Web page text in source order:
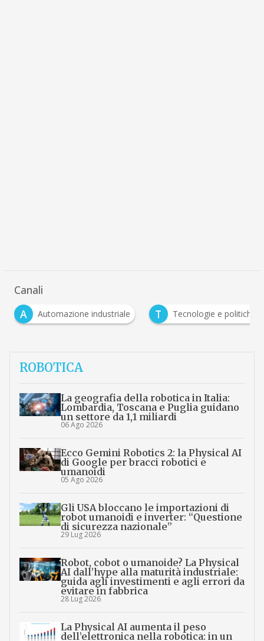
Canali
A
Automazione industriale T Tecnologie e politiche
ROBOTICA
La geografia della robotica in Italia:
Lombardia, Toscana e Puglia guidano
un settore da 1,1 miliardi
06 Ago 2026
Ecco Gemini Robotics 2: la Physical AI
di Google per bracci robotici e
umanoidi
05 Ago 2026
Gli USA bloccano le importazioni di
robot umanoidi e inverter: “Questione
di sicurezza nazionale”
29 Lug 2026
Robot, cobot o umanoide? La Physical
AI dall’hype alla maturità industriale:
guida agli investimenti e agli errori da
evitare in fabbrica
28 Lug 2026
La Physical AI aumenta il peso
dell’elettronica nella robotica: in un